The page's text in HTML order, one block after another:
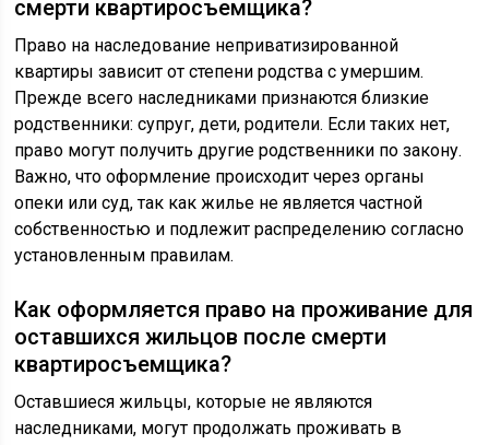
смерти квартиросъемщика?
Право на наследование неприватизированной
квартиры зависит от степени родства с умершим.
Прежде всего наследниками признаются близкие
родственники: супруг, дети, родители. Если таких нет,
право могут получить другие родственники по закону.
Важно, что оформление происходит через органы
опеки или суд, так как жилье не является частной
собственностью и подлежит распределению согласно
установленным правилам.
Как оформляется право на проживание для
оставшихся жильцов после смерти
квартиросъемщика?
Оставшиеся жильцы, которые не являются
наследниками, могут продолжать проживать в